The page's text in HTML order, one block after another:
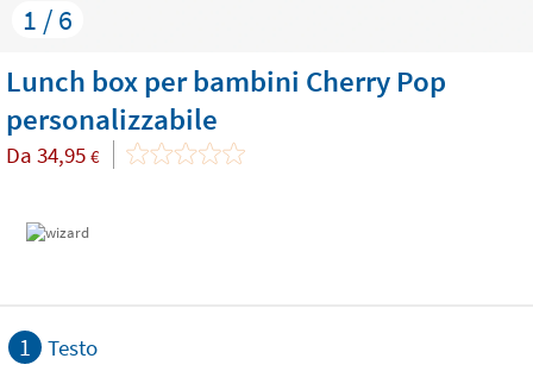
1 / 6
Lunch box per bambini Cherry Pop
personalizzabile
Da 34,95 €
1 Testo